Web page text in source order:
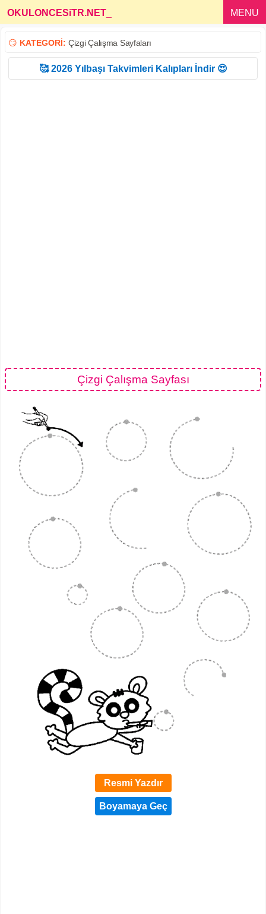
OKULONCESiTR.NET MENU
😏 KATEGORİ: Çizgi Çalışma Sayfaları
🥰 2026 Yılbaşı Takvimleri Kalıpları İndir 😍
Çizgi Çalışma Sayfası
Resmi Yazdır